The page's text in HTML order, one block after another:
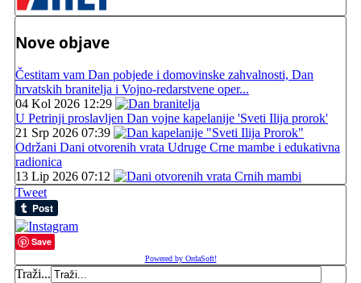
Nove objave
Čestitam vam Dan pobjede i domovinske zahvalnosti, Dan
hrvatskih branitelja i Vojno-redarstvene oper...
04 Kol 2026 12:29
U Petrinji proslavljen Dan vojne kapelanije 'Sveti Ilija prorok'
21 Srp 2026 07:39
Održani Dani otvorenih vrata Udruge Crne mambe i edukativna
radionica
13 Lip 2026 07:12
Tweet
Save
Powered by OrdaSoft!
Traži...